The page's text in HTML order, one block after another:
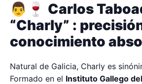
👨‍🍷 Carlos
“Charly” :
conocimiento
Natural de Galicia, Charly es
Formado en el Instituto Gallego